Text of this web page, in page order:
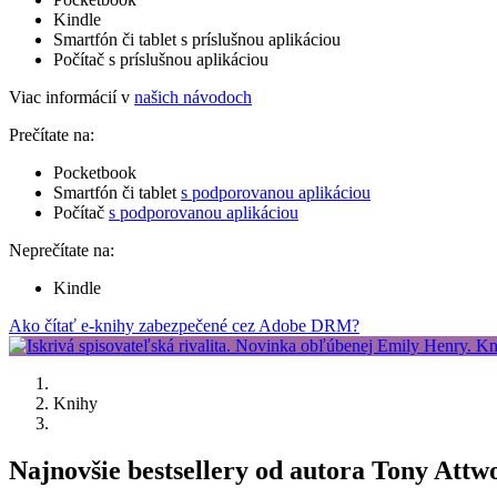
Kindle
Smartfón či tablet s príslušnou aplikáciou
Počítač s príslušnou aplikáciou
Viac informácií v našich návodoch
Prečítate na:
Pocketbook
Smartfón či tablet s podporovanou aplikáciou
Počítač s podporovanou aplikáciou
Neprečítate na:
Kindle
Ako čítať e-knihy zabezpečené cez Adobe DRM?
Knihy
Najnovšie bestsellery od autora Tony